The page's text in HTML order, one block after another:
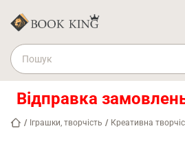
Відправка
/ Іграшки, творчість / Креативна